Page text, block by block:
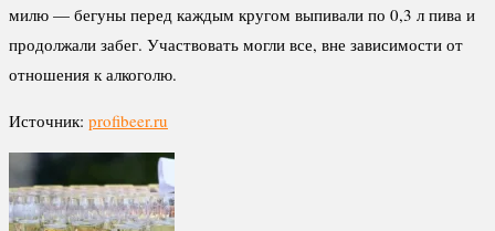
милю — бегуны перед каждым кругом выпивали по 0,3 л пива и
продолжали забег. Участвовать могли все, вне зависимости от
отношения к алкоголю.
Источник: profibeer.ru